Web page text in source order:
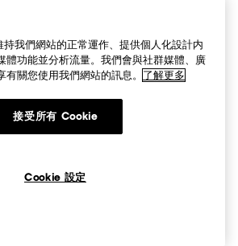
KIDS
小小兵&大怪獸
7月6日(一)開始販售
我們網站的正常運作、提供個人化設計内
體功能並分析流量。我們會與社群媒體、廣
關您使用我們網站的訊息。 了解更多
接受所有 Cookie
Cookie 設定